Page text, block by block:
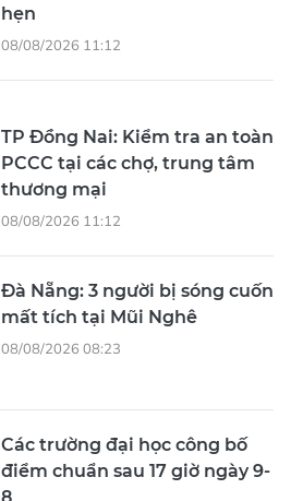
hẹn
08/08/2026 11:12
TP Đồng Nai: Kiểm tra an toàn
PCCC tại các chợ, trung tâm
thương mại
08/08/2026 11:12
Đà Nẵng: 3 người bị sóng cuốn
mất tích tại Mũi Nghê
08/08/2026 08:23
Các trường đại học công bố
điểm chuẩn sau 17 giờ ngày 9-